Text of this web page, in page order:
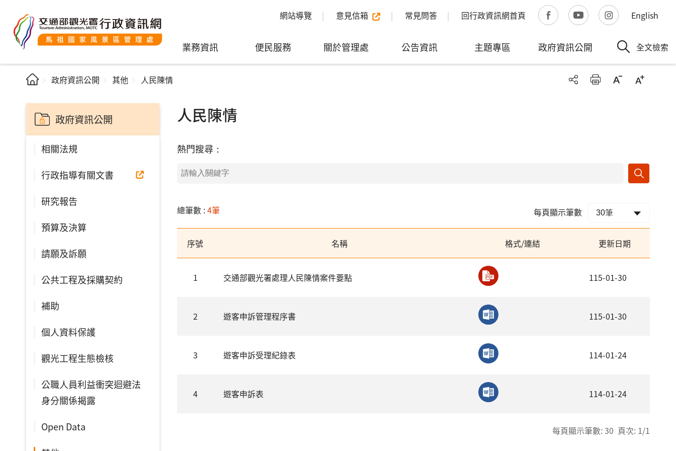
網站導覽 意見信箱 常見問答 回行政資訊網首頁 English
業務資訊 便民服務 關於管理處 公告資訊 主題專區 政府資訊公開 全文檢索
政府資訊公開 其他 人民陳情
政府資訊公開
相關法規
行政指導有關文書
研究報告
預算及決算
請願及訴願
公共工程及採購契約
補助
個人資料保護
觀光工程生態檢核
公職人員利益衝突迴避法
身分關係揭露
Open Data
人民陳情
熱門搜尋：
總筆數 :4筆 每頁顯示筆數
序號 名稱 格式/連結 更新日期
1 交通部觀光署處理人民陳情案件要點 115-01-30
2 遊客申訴管理程序書 115-01-30
3 遊客申訴受理紀錄表 114-01-24
4 遊客申訴表 114-01-24
每頁顯示筆數: 30 頁次: 1/1